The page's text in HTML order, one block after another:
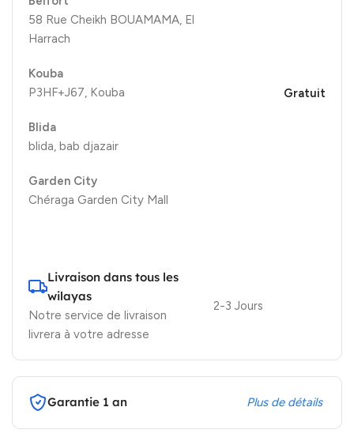
58 Rue Cheikh BOUAMAMA, El
Harrach
Kouba
P3HF+J67, Kouba
Blida
blida, bab djazair
Garden City
Chéraga Garden City Mall
Gratuit
Livraison dans tous les
wilayas
Notre service de livraison
livrera à votre adresse
2-3 Jours
Garantie 1 an Plus de détails